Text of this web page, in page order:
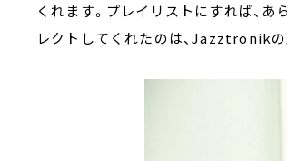
くれます。プレイリストにすれば、
レクトしてくれたのは、Jazztronikの